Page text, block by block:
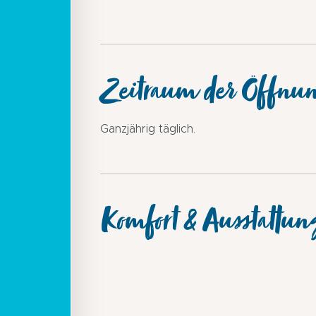
Zeitraum der
Ganzjährig täglich.
Komfort &